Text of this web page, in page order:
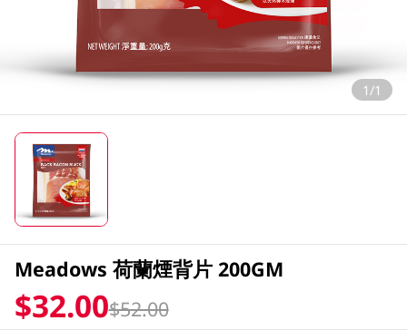
1/1
Meadows 荷蘭煙背片 200GM
$32.00$52.00